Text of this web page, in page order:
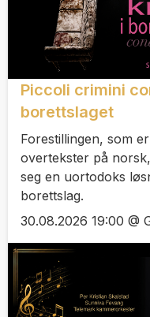
Piccoli crimini
borettslaget
Forestillingen, som
overtekster på
seg en uortodoks
borettslag.
30.08.2026 19:00 @